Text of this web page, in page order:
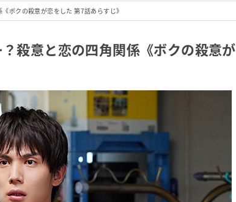
ボクの殺意が恋をした 第7話あらすじ》
殺意と恋の四角関係《ボクの殺意が